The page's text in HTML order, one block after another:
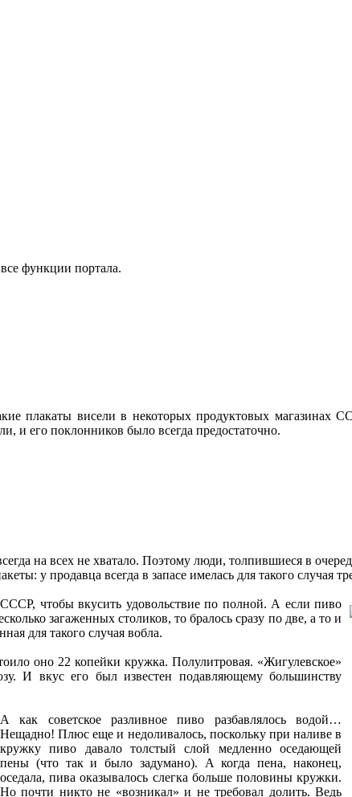
функции портала.
плакаты висели в некоторых продуктовых магазинах
и его поклонников было всегда предостаточно.
на всех не хватало. Поэтому люди, толпившиеся в
у продавца всегда в запасе имелась для такого случая
чтобы вкусить удовольствие по полной. А если пиво
загаженных столиков, то бралось сразу по две, а то и
для такого случая вобла.
оно 22 копейки кружка. Полулитровая. «Жигулевское»
И вкус его был известен подавляющему большинству
А как советское разливное пиво разбавлялось водой…
Нещадно! Плюс еще и недоливалось, поскольку при наливе в
кружку пиво давало толстый слой медленно оседающей
пены (что так и было задумано). А когда пена, наконец,
оседала, пива оказывалось слегка больше половины кружки.
Но почти никто не «возникал» и не требовал долить. Ведь